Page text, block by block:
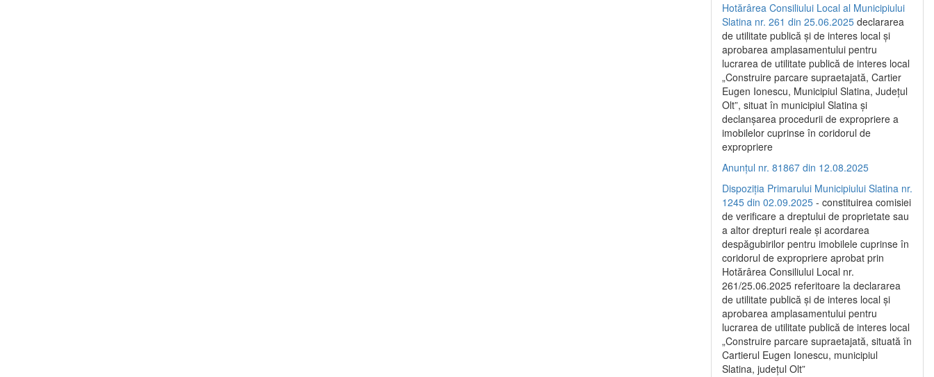
Hotărârea Consiliului Local al Municipiului
Slatina nr. 261 din 25.06.2025 declararea
de utilitate publică și de interes local și
aprobarea amplasamentului pentru
lucrarea de utilitate publică de interes local
„Construire parcare supraetajată, Cartier
Eugen Ionescu, Municipiul Slatina, Județul
Olt”, situat în municipiul Slatina și
declanșarea procedurii de expropriere a
imobilelor cuprinse în coridorul de
expropriere
Anunțul nr. 81867 din 12.08.2025
Dispoziția Primarului Municipiului Slatina nr.
1245 din 02.09.2025 - constituirea comisiei
de verificare a dreptului de proprietate sau
a altor drepturi reale și acordarea
despăgubirilor pentru imobilele cuprinse în
coridorul de expropriere aprobat prin
Hotărârea Consiliului Local nr.
261/25.06.2025 referitoare la declararea
de utilitate publică și de interes local și
aprobarea amplasamentului pentru
lucrarea de utilitate publică de interes local
„Construire parcare supraetajată, situată în
Cartierul Eugen Ionescu, municipiul
Slatina, județul Olt”